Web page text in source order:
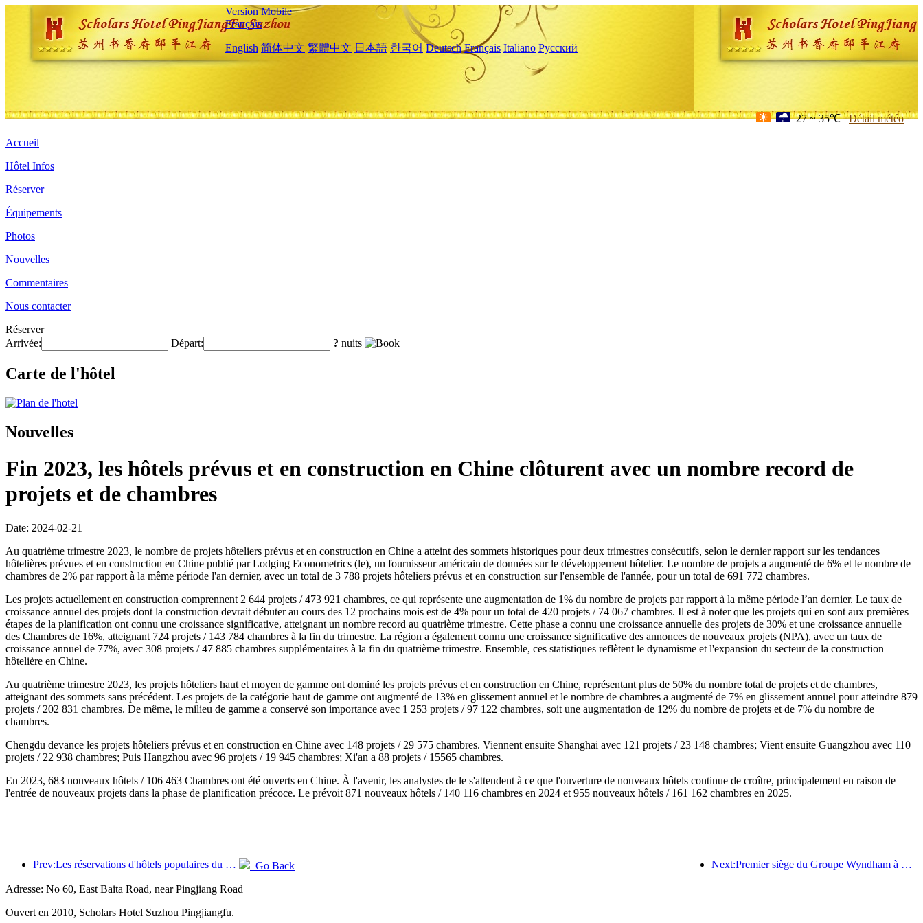
Version Mobile
Français
English 简体中文 繁體中文 日本語 한국어 Deutsch Français Italiano Русский
27 ~ 35℃ Détail météo
Accueil
Hôtel Infos
Réserver
Équipements
Photos
Nouvelles
Commentaires
Nous contacter
Réserver
Arrivée:
Départ: ? nuits
Carte de l'hôtel
Nouvelles
Fin 2023, les hôtels prévus et en construction en Chine clôturent avec un nombre record de
projets et de chambres
Date: 2024-02-21
Au quatrième trimestre 2023, le nombre de projets hôteliers prévus et en construction en Chine a atteint des sommets historiques pour deux trimestres consécutifs, selon le dernier rapport sur les tendances
hôtelières prévues et en construction en Chine publié par Lodging Econometrics (le), un fournisseur américain de données sur le développement hôtelier. Le nombre de projets a augmenté de 6% et le nombre de
chambres de 2% par rapport à la même période l'an dernier, avec un total de 3 788 projets hôteliers prévus et en construction sur l'ensemble de l'année, pour un total de 691 772 chambres.
Les projets actuellement en construction comprennent 2 644 projets / 473 921 chambres, ce qui représente une augmentation de 1% du nombre de projets par rapport à la même période l’an dernier. Le taux de
croissance annuel des projets dont la construction devrait débuter au cours des 12 prochains mois est de 4% pour un total de 420 projets / 74 067 chambres. Il est à noter que les projets qui en sont aux premières
étapes de la planification ont connu une croissance significative, atteignant un nombre record au quatrième trimestre. Cette phase a connu une croissance annuelle des projets de 30% et une croissance annuelle
des Chambres de 16%, atteignant 724 projets / 143 784 chambres à la fin du trimestre. La région a également connu une croissance significative des annonces de nouveaux projets (NPA), avec un taux de
croissance annuel de 77%, avec 308 projets / 47 885 chambres supplémentaires à la fin du quatrième trimestre. Ensemble, ces statistiques reflètent le dynamisme et l'expansion du secteur de la construction
hôtelière en Chine.
Au quatrième trimestre 2023, les projets hôteliers haut et moyen de gamme ont dominé les projets prévus et en construction en Chine, représentant plus de 50% du nombre total de projets et de chambres,
atteignant des sommets sans précédent. Les projets de la catégorie haut de gamme ont augmenté de 13% en glissement annuel et le nombre de chambres a augmenté de 7% en glissement annuel pour atteindre 879
projets / 202 831 chambres. De même, le milieu de gamme a conservé son importance avec 1 253 projets / 97 122 chambres, soit une augmentation de 12% du nombre de projets et de 7% du nombre de
chambres.
Chengdu devance les projets hôteliers prévus et en construction en Chine avec 148 projets / 29 575 chambres. Viennent ensuite Shanghai avec 121 projets / 23 148 chambres; Vient ensuite Guangzhou avec 110
projets / 22 938 chambres; Puis Hangzhou avec 96 projets / 19 945 chambres; Xi'an a 88 projets / 15565 chambres.
En 2023, 683 nouveaux hôtels / 106 463 Chambres ont été ouverts en Chine. À l'avenir, les analystes de le s'attendent à ce que l'ouverture de nouveaux hôtels continue de croître, principalement en raison de
l'entrée de nouveaux projets dans la phase de planification précoce. Le prévoit 871 nouveaux hôtels / 140 116 chambres en 2024 et 955 nouveaux hôtels / 161 162 chambres en 2025.
Prev:Les réservations d'hôtels populaires du comté ont augmenté de plus de 120% d'une année sur l'autre quatre jours avant la fête du printemps Next:Premier siège du Groupe Wyndham à Guzhen, Wuzhou, Sichuan
Go Back
Adresse: No 60, East Baita Road, near Pingjiang Road
Ouvert en 2010, Scholars Hotel Suzhou Pingjiangfu.